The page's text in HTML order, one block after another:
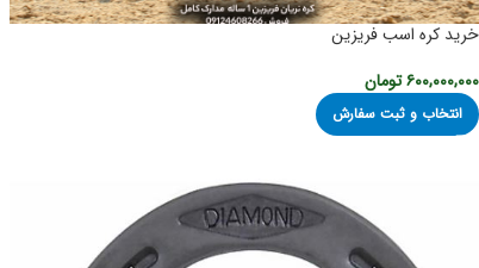
خرید کره اسب فریزین
۶۰۰,۰۰۰,۰۰۰تومان
انتخاب و ثبت سفارش